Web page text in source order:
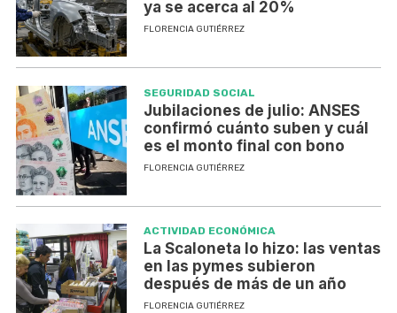
ya se acerca al 20%
FLORENCIA GUTIÉRREZ
SEGURIDAD SOCIAL
Jubilaciones de julio: ANSES
confirmó cuánto suben y cuál
es el monto final con bono
FLORENCIA GUTIÉRREZ
ACTIVIDAD ECONÓMICA
La Scaloneta lo hizo: las ventas
en las pymes subieron
después de más de un año
FLORENCIA GUTIÉRREZ